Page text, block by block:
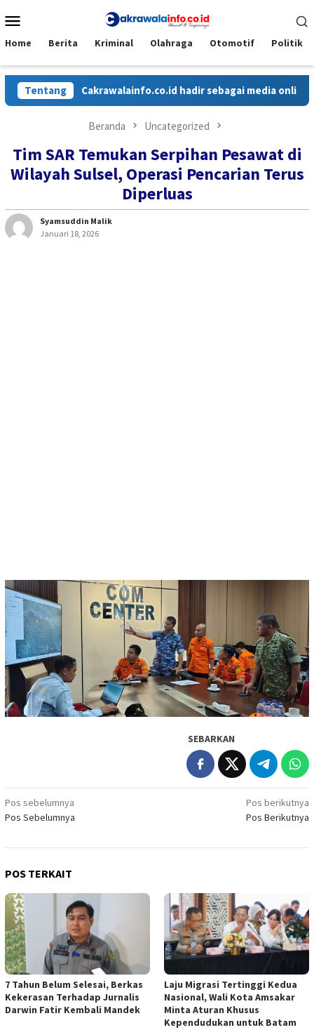
ke
Mobile
Home Berita Kriminal Olahraga Otomotif Politik
Tentang
Cakrawalainfo.co.id hadir sebagai media online yang
Beranda Uncategorized
Tim SAR Temukan Serpihan Pesawat di
Wilayah Sulsel, Operasi Pencarian Terus
Diperluas
Syamsuddin Malik
Januari 18, 2026
SEBARKAN
Navigasi
pos
Pos sebelumnya
Pos Sebelumnya
Pos berikutnya
Pos Berikutnya
POS TERKAIT
7 Tahun Belum Selesai, Berkas
Kekerasan Terhadap Jurnalis
Darwin Fatir Kembali Mandek
Laju Migrasi Tertinggi Kedua
Nasional, Wali Kota Amsakar
Minta Aturan Khusus
Kependudukan untuk Batam